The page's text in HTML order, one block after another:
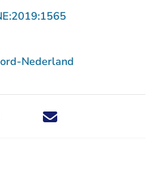
Nederland
Deel dit nieuwsbericht via X -
Deel dit nieuwsbericht via
Deel dit nieuwsbericht
Deel dit